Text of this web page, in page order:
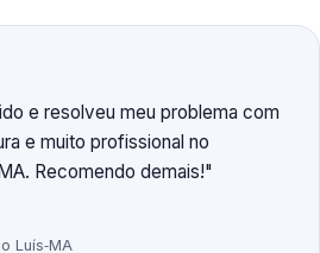
e resolveu meu problema com
e muito profissional no
Recomendo demais!
Luís‑MA